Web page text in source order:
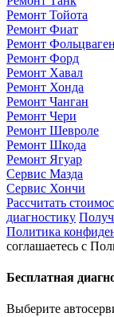
Ремонт Тойота
Ремонт Фиат
Ремонт Фольцваген
Ремонт Форд
Ремонт Хавал
Ремонт Хонда
Ремонт Чанган
Ремонт Чери
Ремонт Шевроле
Ремонт Шкода
Ремонт Ягуар
Сервис Мазда
Сервис Хончи
Рассчитать
диагностику
Политика
соглашаетесь с
Бесплатная
Выберите